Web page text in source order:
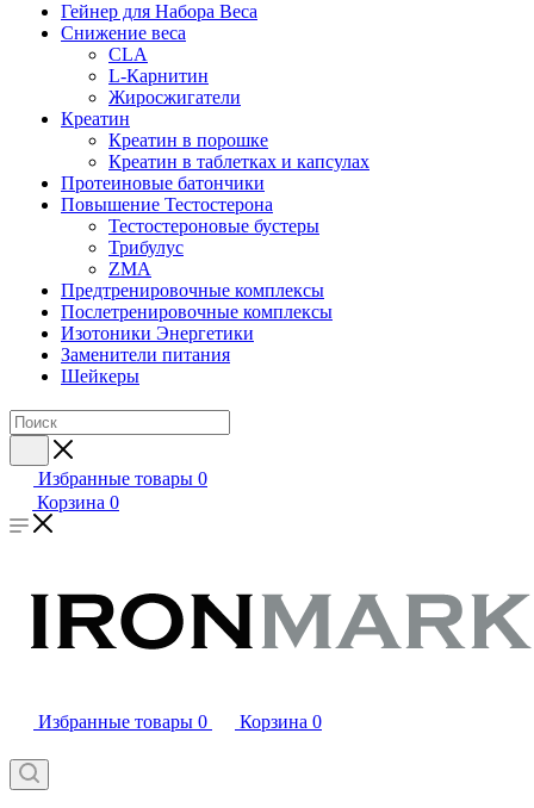
Гейнер для Набора Веса
Снижение веса
CLA
L-Карнитин
Жиросжигатели
Креатин
Креатин в порошке
Креатин в таблетках и капсулах
Протеиновые батончики
Повышение Тестостерона
Тестостероновые бустеры
Трибулус
ZMA
Предтренировочные комплексы
Послетренировочные комплексы
Изотоники Энергетики
Заменители питания
Шейкеры
Избранные товары 0
Корзина 0
Избранные товары 0 Корзина 0